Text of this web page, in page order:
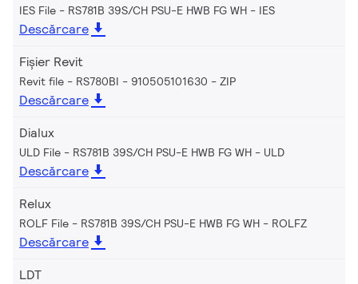
IES File - RS781B 39S/CH PSU-E HWB FG WH IES
Descărcare
Fișier Revit
Revit file - RS780BI - 910505101630 ZIP
Descărcare
Dialux
ULD File - RS781B 39S/CH PSU-E HWB FG WH ULD
Descărcare
Relux
ROLF File - RS781B 39S/CH PSU-E HWB FG WH ROLFZ
Descărcare
LDT